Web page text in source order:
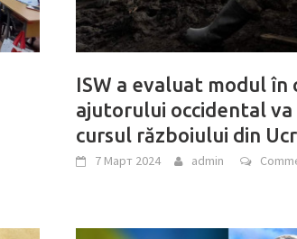
ISW a evaluat modul în
ajutorului occidental
cursul războiului din
7 Март 2024 admin